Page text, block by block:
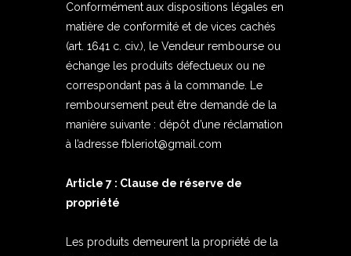
Conformément aux dispositions légales en
matière de conformité et de vices cachés
(art. 1641 c. civ.), le Vendeur rembourse ou
échange les produits défectueux ou ne
correspondant pas à la commande. Le
remboursement peut être demandé de la
manière suivante : dépôt d’une réclamation
à l’adresse fbleriot@gmail.com
Article 7 : Clause de réserve de
propriété
Les produits demeurent la propriété de la